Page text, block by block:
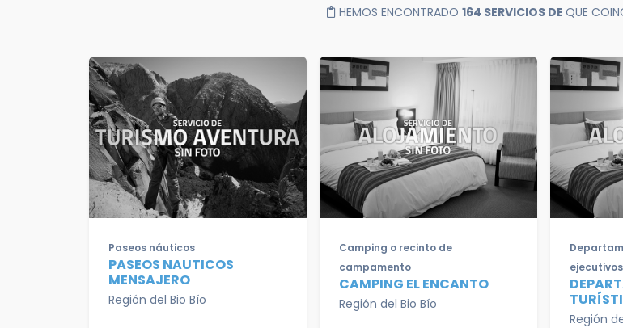
HEMOS ENCONTRADO 164 SERVICIOS DE QUE
Paseos náuticos
PASEOS NAUTICOS
MENSAJERO
Región del Bio Bío
Camping o recinto de
campamento
CAMPING EL ENCANTO
Región del Bio Bío
ejecutivos
Región